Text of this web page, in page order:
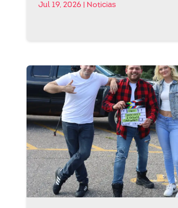
Jul 19, 2026 Noticias